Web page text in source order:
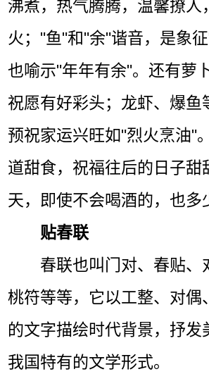
沸煮，热气腾腾，温馨撩人
火；"鱼"和"余"谐音，是象征
也喻示"年年有余"。还有萝
祝愿有好彩头；龙虾、爆鱼
预祝家运兴旺如"烈火烹油"
道甜食，祝福往后的日子甜
天，即使不会喝酒的，也多
贴春联
春联也叫门对、春贴、
桃符等等，它以工整、对偶
的文字描绘时代背景，抒发
我国特有的文学形式。